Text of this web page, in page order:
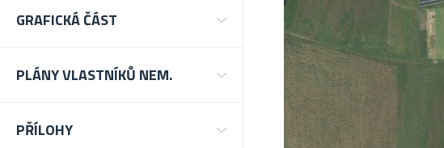
GRAFICKÁ ČÁST
PLÁNY VLASTNÍKŮ NEM.
PŘÍLOHY